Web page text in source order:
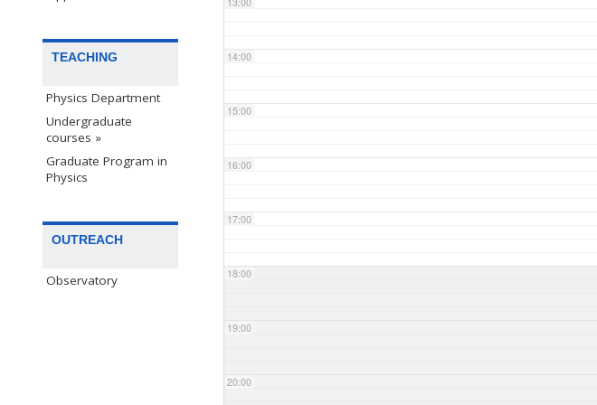
TEACHING
Physics Department
Undergraduate
courses »
Graduate Program in
Physics
OUTREACH
Observatory
14:00
15:00
16:00
17:00
18:00
19:00
20:00